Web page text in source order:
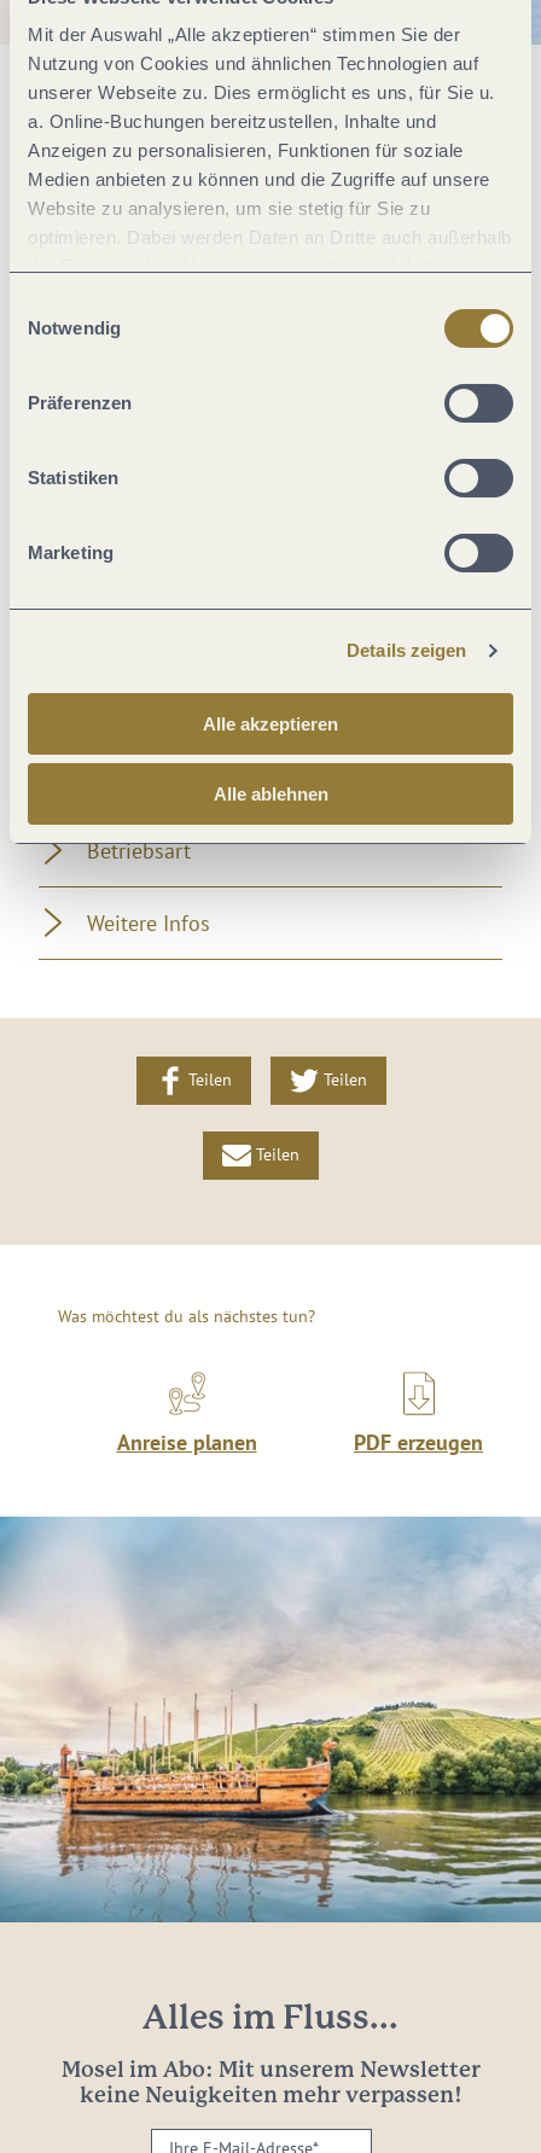
Mit der Auswahl „Alle akzeptieren“ stimmen Sie der
Nutzung von Cookies und ähnlichen Technologien auf
unserer Webseite zu. Dies ermöglicht es uns, für Sie u.
a. Online-Buchungen bereitzustellen, Inhalte und
Anzeigen zu personalisieren, Funktionen für soziale
Medien anbieten zu können und die Zugriffe auf unsere
Website zu analysieren, um sie stetig für Sie zu
optimieren. Dabei werden Daten an Dritte auch außerhalb
jederzeit widerrufen werden. Mit der Auswahl "Alle
ablehnen" kann es zu Beeinträchtigungen in der Nutzung
Notwendig
Präferenzen
Statistiken
Marketing
Details zeigen
Alle akzeptieren
Alle ablehnen
Allgemeine Informationen
Einrichtungen Betrieb
Eignung
Zahlungsarten
Wein und Kulinarik
Ausstattung Zimmer/Appartement
Fremdsprachen
Betriebsart
Weitere Infos
Teilen Teilen
Teilen
Was möchtest du als nächstes tun?
Anreise planen PDF erzeugen
Alles im Fluss...
Mosel im Abo: Mit unserem Newsletter
keine Neuigkeiten mehr verpassen!
Ihre